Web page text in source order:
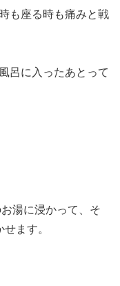
も座る時も痛みと戦
呂に入ったあとって
湯に浸かって、そ
ます。